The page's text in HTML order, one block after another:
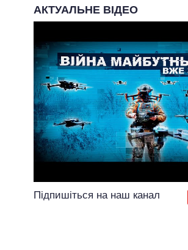
АКТУАЛЬНЕ ВІДЕО
Підпишіться на наш канал